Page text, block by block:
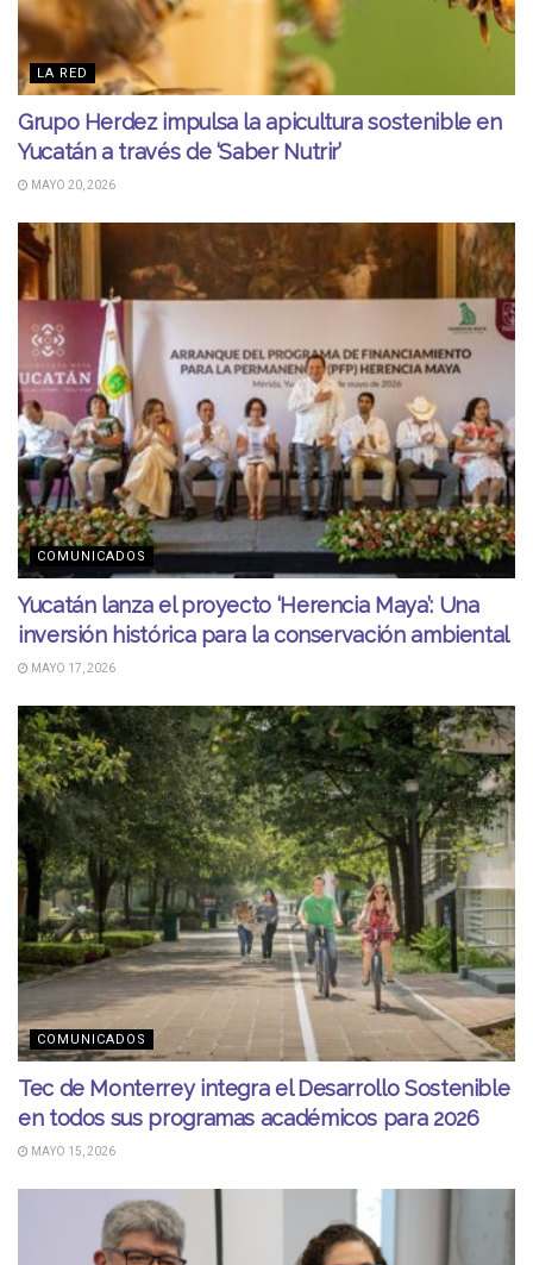
LA RED
Grupo Herdez impulsa la apicultura sostenible en
Yucatán a través de ‘Saber Nutrir’
MAYO 20, 2026
COMUNICADOS
Yucatán lanza el proyecto ‘Herencia Maya’: Una
inversión histórica para la conservación ambiental
MAYO 17, 2026
COMUNICADOS
Tec de Monterrey integra el Desarrollo Sostenible
en todos sus programas académicos para 2026
MAYO 15, 2026